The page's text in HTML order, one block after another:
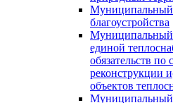
Муниципальный
благоустройства
Муниципальный
единой
обязательств по
реконструкции
объектов
Муниципальный